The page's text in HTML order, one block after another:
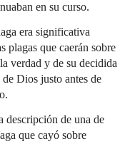
en su curso.
era significativa
plagas que caerán sobre
verdad y de su decidida
Dios justo antes de
descripción de una de
que cayó sobre